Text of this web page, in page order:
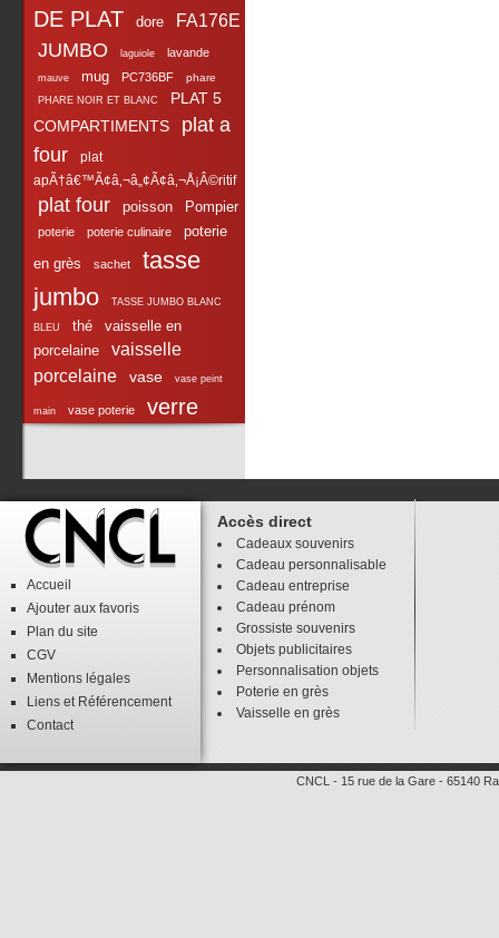
DE PLAT
dore FA176E
JUMBO laguiole lavande
mauve mug PC736BF phare
PHARE NOIR ET BLANC
PLAT 5
COMPARTIMENTS
plat a
four
plat
apÃ†â€™Ã¢â‚¬â„¢Ã¢â‚¬Å¡Â©ritif
plat four poisson Pompier
poterie poterie culinaire
poterie
en grès
sachet
tasse
jumbo
TASSE JUMBO BLANC
BLEU thé
vaisselle en
porcelaine
vaisselle
porcelaine
vase vase peint
main vase poterie verre
Accueil
Ajouter aux favoris
Plan du site
CGV
Mentions légales
Liens et Référencement
Contact
Accès direct
Cadeaux souvenirs
Cadeau personnalisable
Cadeau entreprise
Cadeau prénom
Grossiste souvenirs
Objets publicitaires
Personnalisation objets
Poterie en grès
Vaisselle en grès
CNCL - 15 rue de la Gare - 65140